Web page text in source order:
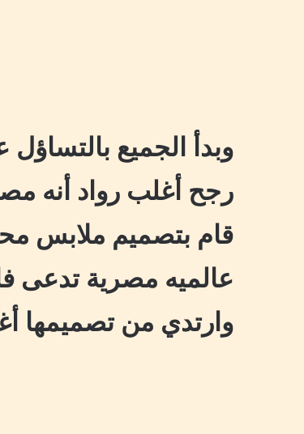
وبدأ الجميع
رجح أغلب رواد أنه
قام بتصميم ملابس
عالميه مصرية تدعى
وارتدي من تصميمها